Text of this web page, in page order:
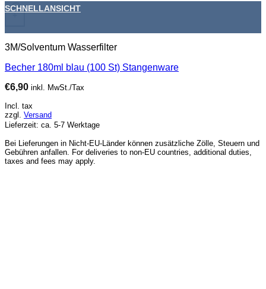
+
SCHNELLANSICHT
3M/Solventum Wasserfilter
Becher 180ml blau (100 St) Stangenware
€6,90 inkl. MwSt./Tax
Incl. tax
zzgl. Versand
Lieferzeit: ca. 5-7 Werktage
Bei Lieferungen in Nicht-EU-Länder können zusätzliche Zölle, Steuern und
Gebühren anfallen. For deliveries to non-EU countries, additional duties,
taxes and fees may apply.